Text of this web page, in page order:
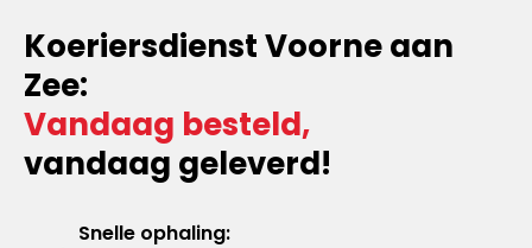
Koeriersdienst Voorne aan
Zee:
Vandaag besteld,
vandaag geleverd!
Snelle ophaling: